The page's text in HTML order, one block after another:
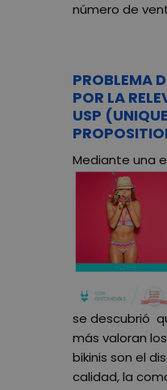
número de
PROBLEMA
POR LA
USP
Mediante una
se descubrió
más valoran
bikinis son el
calidad, la